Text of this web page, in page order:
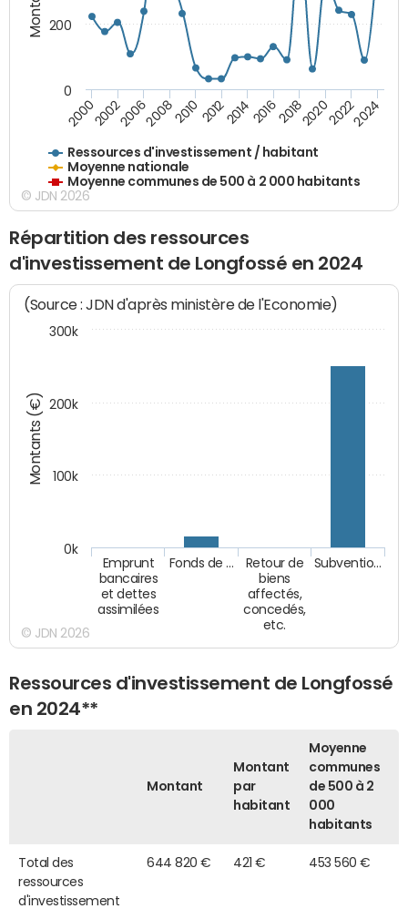
Ressources d'investissement / habitant
Moyenne nationale
Moyenne communes de 500 à 2 000 habitants
20002002200620082010 2012201420162018202020222024
0
200
© JDN 2026
Répartition des ressources
d'investissement de Longfossé en 2024
Montants (€)
(Source : JDN d'après ministère de l'Economie)
Emprunt
bancaires
et dettes
assimilées
Fonds de …
Retour de
biens
affectés,
concedés,
etc.
Subventio…
0k
100k
200k
300k
© JDN 2026
Ressources d'investissement de Longfossé
en 2024**
Montant
Montant
par
habitant
Moyenne
communes
de 500 à 2
000
habitants
Total des
ressources
d'investissement
644 820 € 421 € 453 560 €